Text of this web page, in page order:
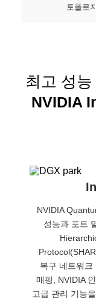
토폴로
최고 성
NVIDIA
NVIDIA
성능과 포트
복구 네트워크
매핑, NVIDIA
고급 관리 기능